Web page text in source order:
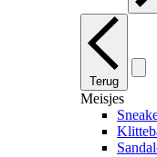
Terug
Meisjes